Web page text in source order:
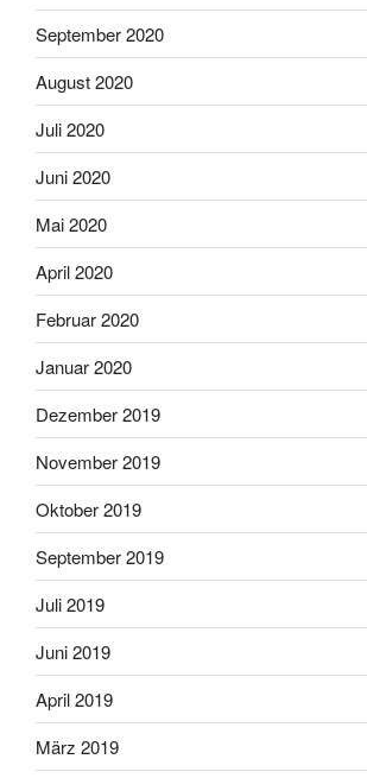
September 2020
August 2020
Juli 2020
Juni 2020
Mai 2020
April 2020
Februar 2020
Januar 2020
Dezember 2019
November 2019
Oktober 2019
September 2019
Juli 2019
Juni 2019
April 2019
März 2019